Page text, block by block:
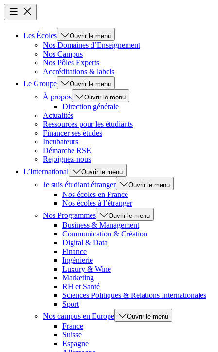
Les Écoles Ouvrir le menu
Nos Domaines d’Enseignement
Nos Campus
Nos Pôles Experts
Accréditations & labels
Le Groupe
Ouvrir le menu
À propos Ouvrir le menu
Direction générale
Actualités
Ressources pour les étudiants
Financer ses études
Incubateurs
Démarche RSE
Rejoignez-nous
L’International
Ouvrir le menu
Je suis étudiant étranger Ouvrir le menu
Nos écoles en France
Nos écoles à l’étranger
Nos Programmes
Ouvrir le menu
Business & Management
Communication & Création
Digital & Data
Finance
Ingénierie
Luxury & Wine
Marketing
RH et Santé
Sciences Politiques & Relations Internationales
Sport
Nos campus en Europe
Ouvrir le menu
France
Suisse
Espagne